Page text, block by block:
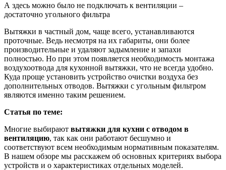
А здесь можно было не подключать к вентиляции –
достаточно угольного фильтра
Вытяжки в частный дом, чаще всего, устанавливаются
проточные. Ведь несмотря на их габариты, они более
производительные и удаляют задымление и запахи
полностью. Но при этом появляется необходимость монтажа
воздухоотвода для кухонной вытяжки, что не всегда удобно.
Куда проще установить устройство очистки воздуха без
дополнительных отводов. Вытяжки с угольным фильтром
являются именно таким решением.
Статья по теме:
Многие выбирают вытяжки для кухни с отводом в
вентиляцию, так как они работают бесшумно и
соответствуют всем необходимым нормативным показателям.
В нашем обзоре мы расскажем об основных критериях выбора
устройств и о характеристиках отдельных моделей.